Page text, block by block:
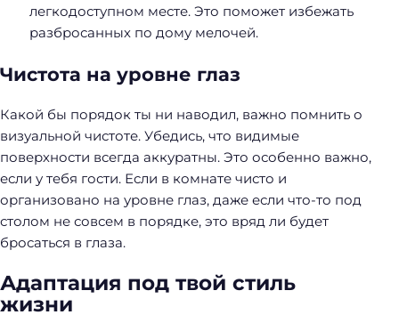
легкодоступном месте. Это поможет избежать
разбросанных по дому мелочей.
Чистота на уровне глаз
Какой бы порядок ты ни наводил, важно помнить о
визуальной чистоте. Убедись, что видимые
поверхности всегда аккуратны. Это особенно важно,
если у тебя гости. Если в комнате чисто и
организовано на уровне глаз, даже если что-то под
столом не совсем в порядке, это вряд ли будет
бросаться в глаза.
Адаптация под твой стиль
жизни